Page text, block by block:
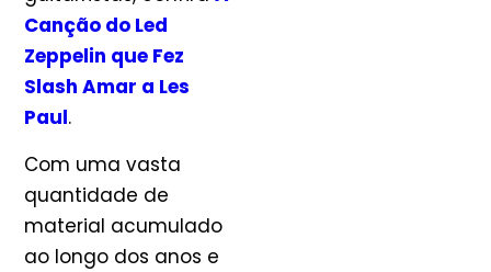
Canção do Led
Zeppelin que Fez
Slash Amar a Les
Paul.
Com uma vasta
quantidade de
material acumulado
ao longo dos anos e